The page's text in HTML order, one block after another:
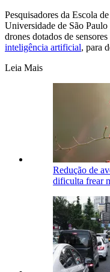
Pesquisadores da Escola
Universidade de São
drones dotados de
inteligência artificial, para
Leia Mais
Redução de
dificulta frear